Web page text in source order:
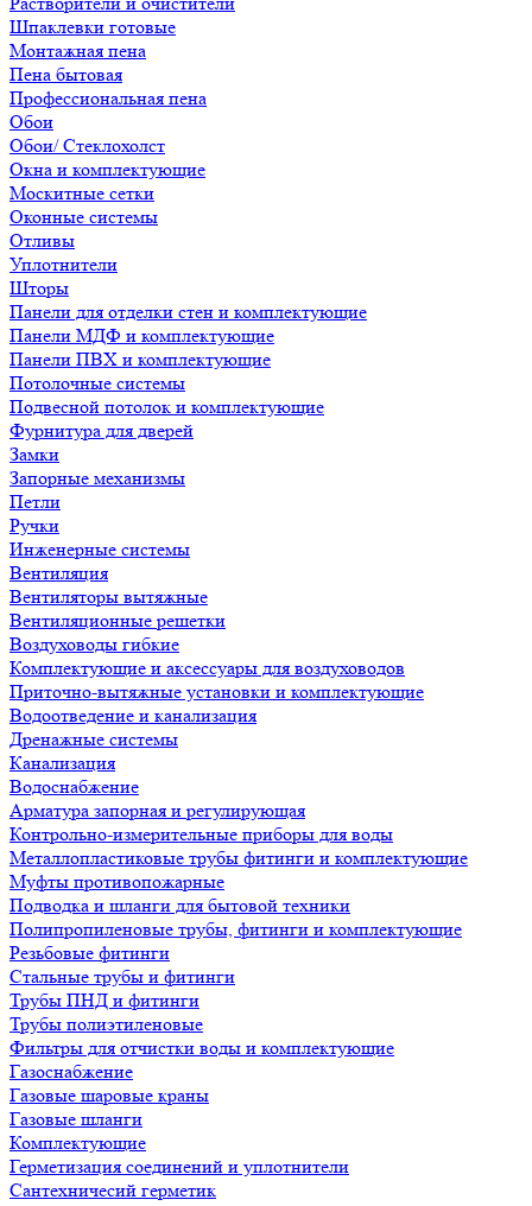
Шпаклевки готовые
Монтажная пена
Пена бытовая
Профессиональная пена
Обои
Обои/ Стеклохолст
Окна и комплектующие
Москитные сетки
Оконные системы
Отливы
Уплотнители
Шторы
Панели для отделки стен и комплектующие
Панели МДФ и комплектующие
Панели ПВХ и комплектующие
Потолочные системы
Подвесной потолок и комплектующие
Фурнитура для дверей
Замки
Запорные механизмы
Петли
Ручки
Инженерные системы
Вентиляция
Вентиляторы вытяжные
Вентиляционные решетки
Воздуховоды гибкие
Комплектующие и аксессуары для воздуховодов
Приточно-вытяжные установки и комплектующие
Водоотведение и канализация
Дренажные системы
Канализация
Водоснабжение
Арматура запорная и регулирующая
Контрольно-измерительные приборы для воды
Металлопластиковые трубы фитинги и комплектующие
Муфты противопожарные
Подводка и шланги для бытовой техники
Полипропиленовые трубы, фитинги и комплектующие
Резьбовые фитинги
Стальные трубы и фитинги
Трубы ПНД и фитинги
Трубы полиэтиленовые
Фильтры для отчистки воды и комплектующие
Газоснабжение
Газовые шаровые краны
Газовые шланги
Комплектующие
Герметизация соединений и уплотнители
Сантехничесий герметик